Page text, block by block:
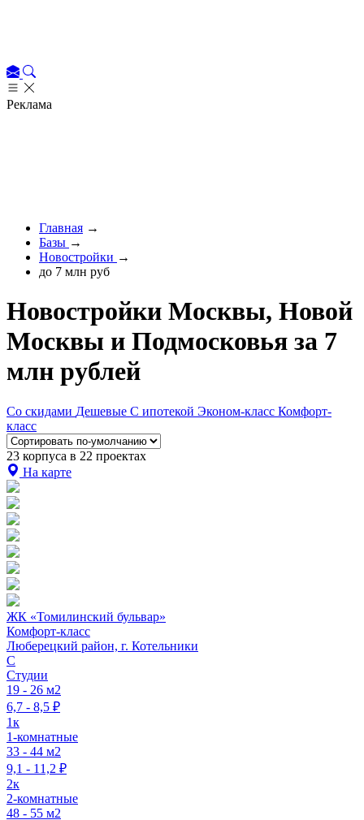
Реклама
Главная →
Базы →
Новостройки →
до 7 млн руб
Новостройки Москвы, Новой
Москвы и Подмосковья за 7
млн рублей
Со скидами Дешевые С ипотекой Эконом-класс Комфорт-
класс
23 корпуса в 22 проектах
На карте
ЖК «Томилинский бульвар»
Комфорт-класс
Люберецкий район, г. Котельники
C
Студии
19 - 26 м2
6,7 - 8,5 ₽
1к
1-комнатные
33 - 44 м2
9,1 - 11,2 ₽
2к
2-комнатные
48 - 55 м2